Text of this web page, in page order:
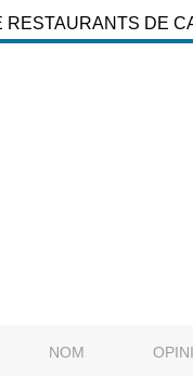
RESTAURANTS DE
NOM